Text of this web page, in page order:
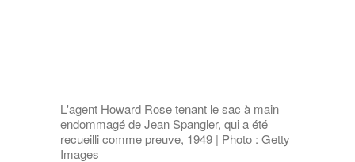
L'agent Howard Rose tenant le sac à main
endommagé de Jean Spangler, qui a été
recueilli comme preuve, 1949 | Photo : Getty
Images